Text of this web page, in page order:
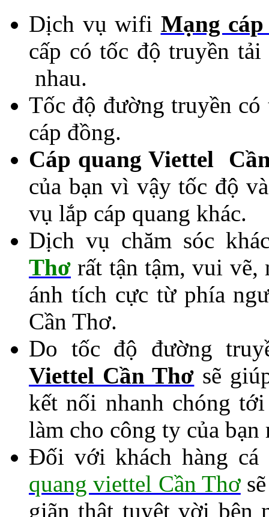
Dịch vụ wifi Mạng
cấp có tốc độ truyền
nhau.
Tốc độ đường truyền
cáp đồng.
Cáp quang Viettel
của bạn vì vậy tốc độ
vụ lắp cáp quang khác.
Dịch vụ chăm sóc
Thơ rất tận tậm, vui vẽ,
ánh tích cực từ phía
Cần Thơ.
Do tốc độ đường
Viettel Cần Thơ sẽ
kết nối nhanh chóng
làm cho công ty của
Đối với khách hàng
quang viettel Cần Thơ
giãn thật tuyệt vời bên